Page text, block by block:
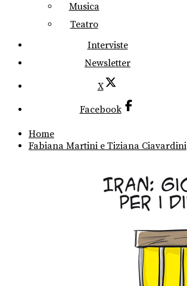
Musica
Teatro
Interviste
Newsletter
X
Facebook
Home
Fabiana Martini e Tiziana Ciavardini